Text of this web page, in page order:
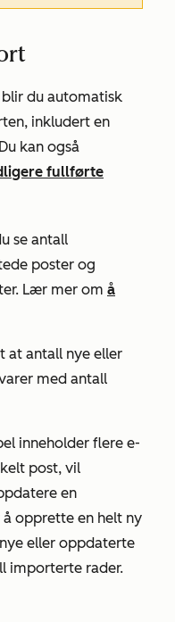
du automatisk
inkludert en
kan også
fullførte
se antall
poster og
Lær mer om å
at antall nye eller
med antall
inneholder flere e-
post, vil
en
opprette en helt ny
eller oppdaterte
importerte rader.